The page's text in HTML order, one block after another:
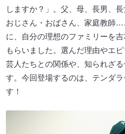
しますか？」。父、母、長男、
おじさん・おばさん、家庭教師
に、自分の理想のファミリーを
もらいました。選んだ理由やエ
芸人たちとの関係や、知られざ
す。今回登場するのは、テンダラ
す！